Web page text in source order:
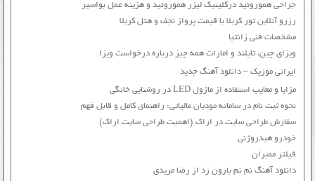
جراحی هموروئید درکلینیک لیزر هموروئید و هزینه عمل بواسیر
رزرو آنلاین تور کربلا با قیمت پرواز نجف و هتل کربلا
مشخصات فنی زانتیا
ویزای چین، تایلند و امارات همه چیز درباره درخواست ویزا
ایرانی موزیک – دانلود آهنگ جدید
مزایا و معایب استفاده از ماژول LED در روشنایی خانگی
نحوه ثبت نام در سامانه مودیان مالیاتی: راهنمای کامل و قابل فهم
سفارش طراحی سایت در اراک (اهمیت طراحی سایت اراک)
خودرو هیدروژنی
فیلتر ممبران
دانلود آهنگ نم نم بارون زد از رضا مریدی